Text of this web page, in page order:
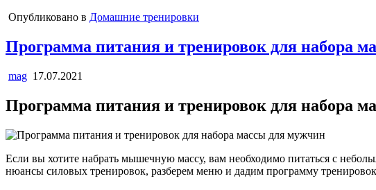
Опубликовано в Домашние тренировки
Программа питания и тренировок для набора
mag 17.07.2021
Программа питания и тренировок для набора
Если вы хотите набрать мышечную массу, вам необходимо питаться с
нюансы силовых тренировок, разберем меню и дадим программу